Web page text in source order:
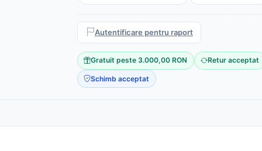
Autentificare pentru raport
Gratuit peste 3.000,00 RON Retur acceptat
Schimb acceptat